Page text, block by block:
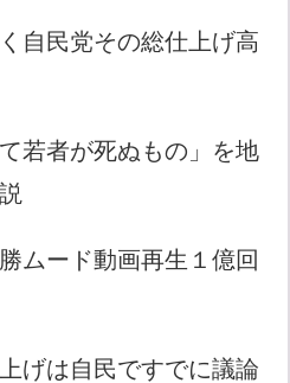
自民党その総仕上げ高
若者が死ぬもの」を地
ムード動画再生１億回
げは自民ですでに議論